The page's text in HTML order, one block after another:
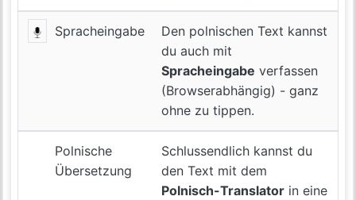
Spracheingabe
Den polnischen Text kannst
du auch mit
Spracheingabe verfassen
(Browserabhängig) - ganz
ohne zu tippen.
Polnische
Übersetzung
Schlussendlich kannst du
den Text mit dem
Polnisch-Translator in eine